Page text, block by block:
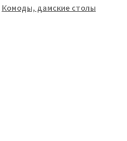
Комоды, дамские столы